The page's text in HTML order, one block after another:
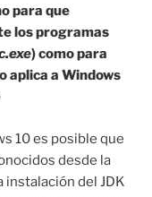
para que
los programas
) como para
aplica a Windows
10 es posible que
desde la
instalación del JDK